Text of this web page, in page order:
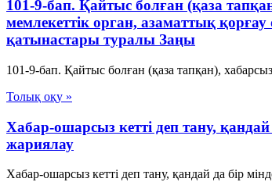
101-9-бап. Қайтыс болған (қаза
мемлекеттік орган, азаматтық
қатынастары туралы Заңы
101-9-бап. Қайтыс болған (қаза тапқан),
Толық оқу »
Хабар-ошарсыз кетті деп тану,
жариялау
Хабар-ошарсыз кетті деп тану, қандай да бір